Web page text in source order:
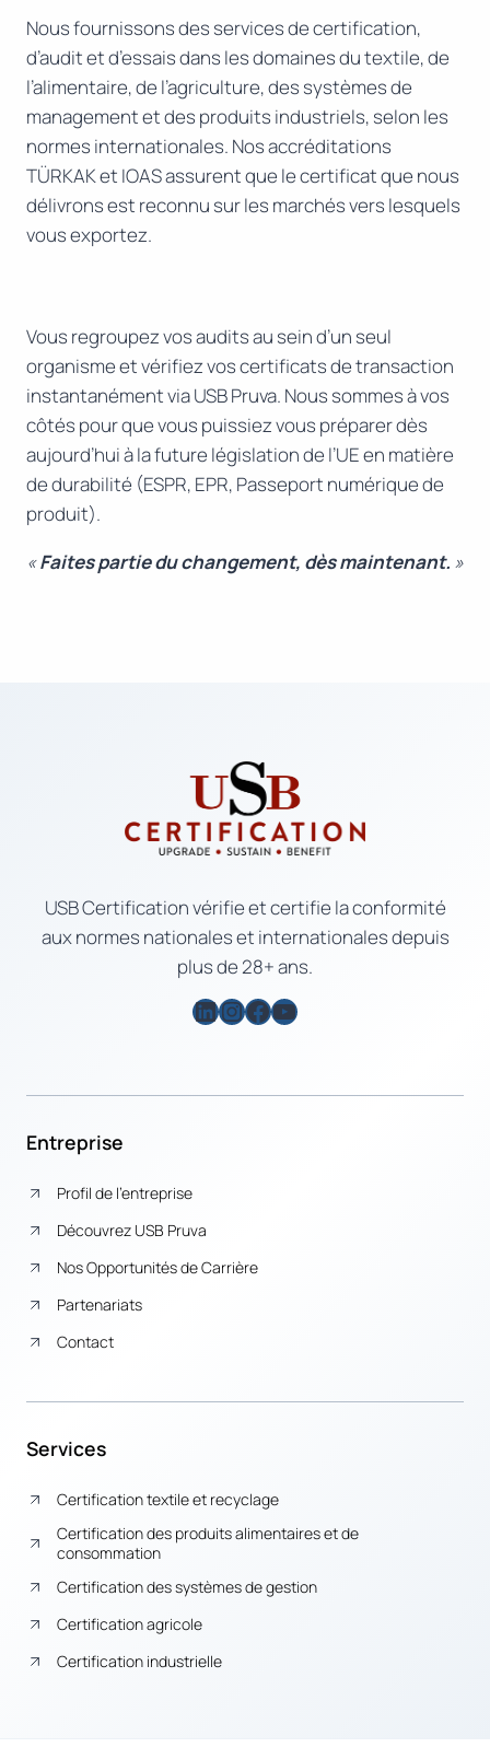
Nous fournissons des services de certification,
d’audit et d’essais dans les domaines du textile, de
l’alimentaire, de l’agriculture, des systèmes de
management et des produits industriels, selon les
normes internationales. Nos accréditations
TÜRKAK et IOAS assurent que le certificat que nous
délivrons est reconnu sur les marchés vers lesquels
vous exportez.
Vous regroupez vos audits au sein d’un seul
organisme et vérifiez vos certificats de transaction
instantanément via USB Pruva. Nous sommes à vos
côtés pour que vous puissiez vous préparer dès
aujourd’hui à la future législation de l’UE en matière
de durabilité (ESPR, EPR, Passeport numérique de
produit).
«Faites partie du changement, dès maintenant. »
USB Certification vérifie et certifie la conformité
aux normes nationales et internationales depuis
plus de 28+ ans.
LinkedIn
Instagram
Facebook
YouTube
Entreprise
Profil de l’entreprise
Découvrez USB Pruva
Nos Opportunités de Carrière
Partenariats
Contact
Services
Certification textile et recyclage
Certification des produits alimentaires et de
consommation
Certification des systèmes de gestion
Certification agricole
Certification industrielle